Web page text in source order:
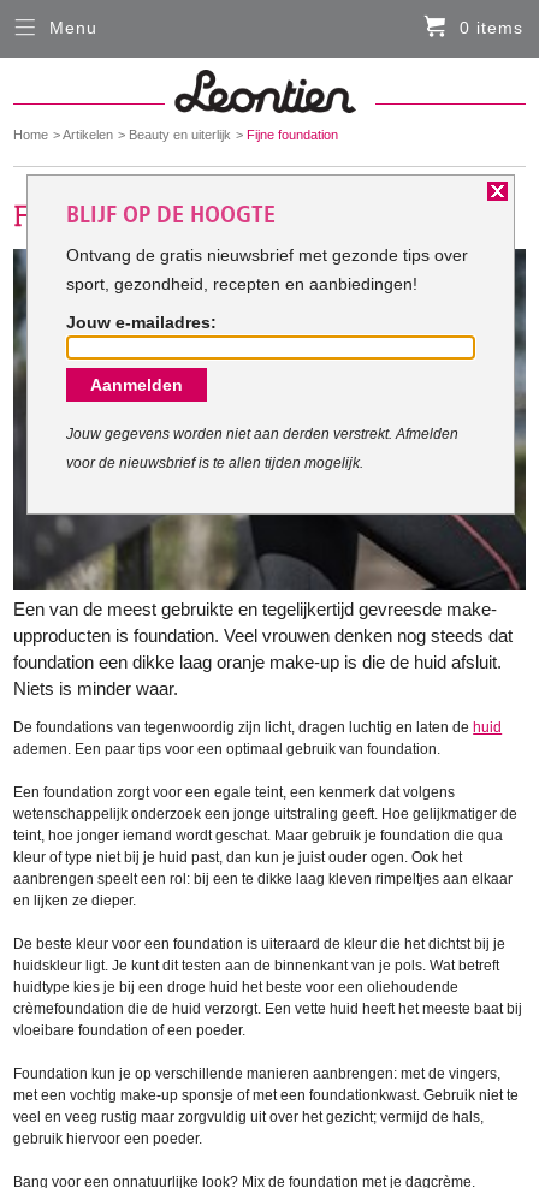
You
here:
Home Artikelen Beauty en uiterlijk Fijne foundation
Een van de meest gebruikte en tegelijkertijd gevreesde make-
upproducten is foundation. Veel vrouwen denken nog steeds dat
foundation een dikke laag oranje make-up is die de huid afsluit.
Niets is minder waar.
De foundations van tegenwoordig zijn licht, dragen luchtig en laten de huid
ademen. Een paar tips voor een optimaal gebruik van foundation.
Een foundation zorgt voor een egale teint, een kenmerk dat volgens
wetenschappelijk onderzoek een jonge uitstraling geeft. Hoe gelijkmatiger de
teint, hoe jonger iemand wordt geschat. Maar gebruik je foundation die qua
kleur of type niet bij je huid past, dan kun je juist ouder ogen. Ook het
aanbrengen speelt een rol: bij een te dikke laag kleven rimpeltjes aan elkaar
en lijken ze dieper.
De beste kleur voor een foundation is uiteraard de kleur die het dichtst bij je
huidskleur ligt. Je kunt dit testen aan de binnenkant van je pols. Wat betreft
huidtype kies je bij een droge huid het beste voor een oliehoudende
crèmefoundation die de huid verzorgt. Een vette huid heeft het meeste baat bij
vloeibare foundation of een poeder.
Foundation kun je op verschillende manieren aanbrengen: met de vingers,
met een vochtig make-up sponsje of met een foundationkwast. Gebruik niet te
veel en veeg rustig maar zorgvuldig uit over het gezicht; vermijd de hals,
gebruik hiervoor een poeder.
Bang voor een onnatuurlijke look? Mix de foundation met je dagcrème.
Menu 0 items
Sluiten
HARDLOOPKLEDING
FIETSKLEDING
SERVICE
Inloggen
Contact- en adresgegevens
Levertijd, retourneren, ruilen
BLIJF OP DE HOOGTE
Ontvang de gratis nieuwsbrief met gezonde tips over
sport, gezondheid, recepten en aanbiedingen!
Jouw e-mailadres:
Aanmelden
Jouw gegevens worden niet aan derden verstrekt. Afmelden
voor de nieuwsbrief is te allen tijden mogelijk.